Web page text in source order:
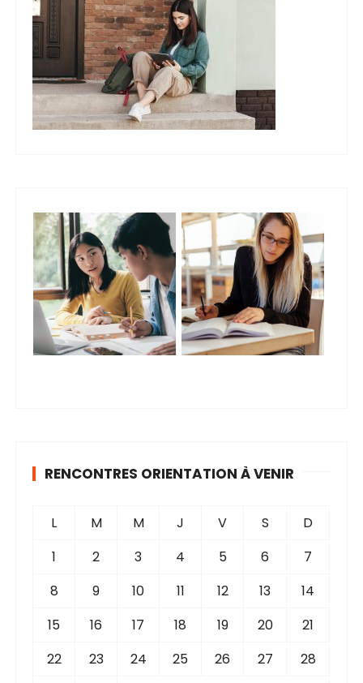
RENCONTRES ORIENTATION À VENIR
L M M J V S
D
1
2 3 4 5 6
7
8
9 10 11 12 13
14
15
16 17 18 19 20
21
22
23 24 25 26 27
28